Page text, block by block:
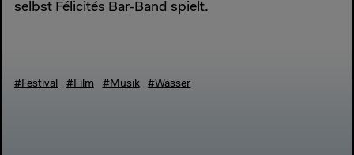
selbst Félicités Bar-Band spielt.
#Festival #Film #Musik #Wasser